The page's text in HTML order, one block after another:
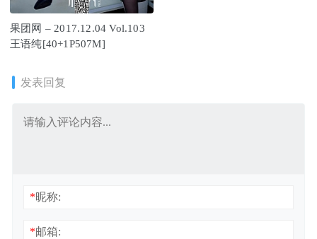
果团网 – 2017.12.04 Vol.103
王语纯[40+1P507M]
发表回复
*昵称:
*邮箱: